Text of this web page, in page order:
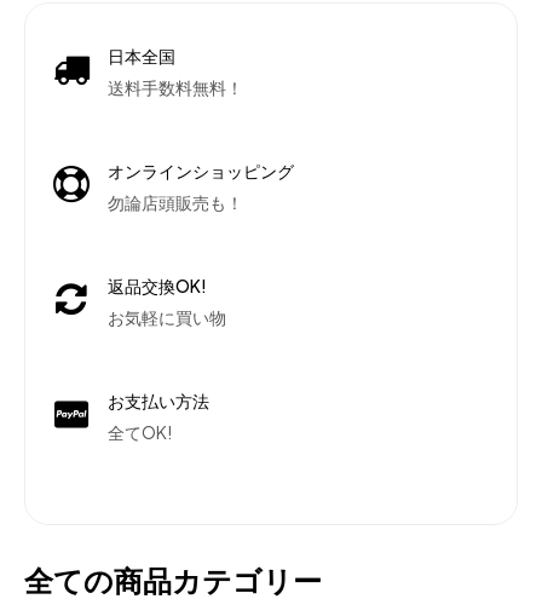
日本全国
送料手数料無料！
オンラインショッピング
勿論店頭販売も！
返品交換OK!
お気軽に買い物
お支払い方法
全てOK!
全ての商品カテゴリー